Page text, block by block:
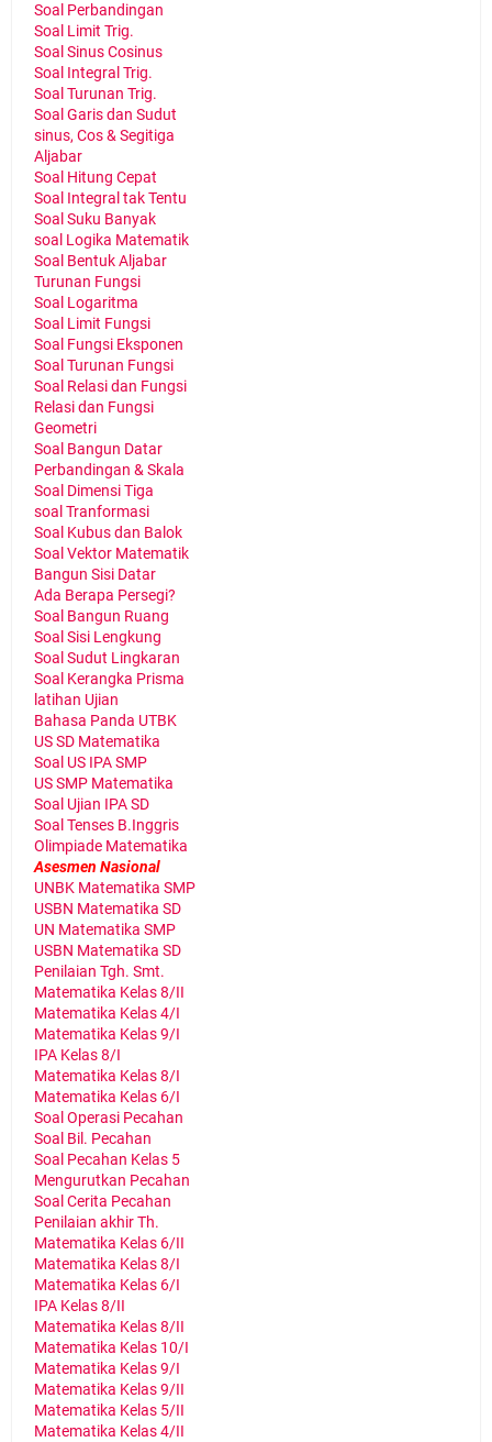
Soal Perbandingan
Soal Limit Trig.
Soal Sinus Cosinus
Soal Integral Trig.
Soal Turunan Trig.
Soal Garis dan Sudut
sinus, Cos & Segitiga
Aljabar
Soal Hitung Cepat
Soal Integral tak Tentu
Soal Suku Banyak
soal Logika Matematik
Soal Bentuk Aljabar
Turunan Fungsi
Soal Logaritma
Soal Limit Fungsi
Soal Fungsi Eksponen
Soal Turunan Fungsi
Soal Relasi dan Fungsi
Relasi dan Fungsi
Geometri
Soal Bangun Datar
Perbandingan & Skala
Soal Dimensi Tiga
soal Tranformasi
Soal Kubus dan Balok
Soal Vektor Matematik
Bangun Sisi Datar
Ada Berapa Persegi?
Soal Bangun Ruang
Soal Sisi Lengkung
Soal Sudut Lingkaran
Soal Kerangka Prisma
latihan Ujian
Bahasa Panda UTBK
US SD Matematika
Soal US IPA SMP
US SMP Matematika
Soal Ujian IPA SD
Soal Tenses B.Inggris
Olimpiade Matematika
Asesmen Nasional
UNBK Matematika SMP
USBN Matematika SD
UN Matematika SMP
USBN Matematika SD
Penilaian Tgh. Smt.
Matematika Kelas 8/II
Matematika Kelas 4/I
Matematika Kelas 9/I
IPA Kelas 8/I
Matematika Kelas 8/I
Matematika Kelas 6/I
Soal Operasi Pecahan
Soal Bil. Pecahan
Soal Pecahan Kelas 5
Mengurutkan Pecahan
Soal Cerita Pecahan
Penilaian akhir Th.
Matematika Kelas 6/II
Matematika Kelas 8/I
Matematika Kelas 6/I
IPA Kelas 8/II
Matematika Kelas 8/II
Matematika Kelas 10/I
Matematika Kelas 9/I
Matematika Kelas 9/II
Matematika Kelas 5/II
Matematika Kelas 4/II